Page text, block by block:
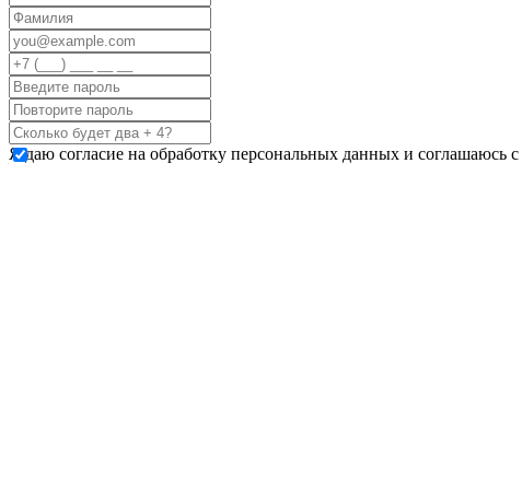
Я даю согласие на обработку персональных данных и соглашаюсь с